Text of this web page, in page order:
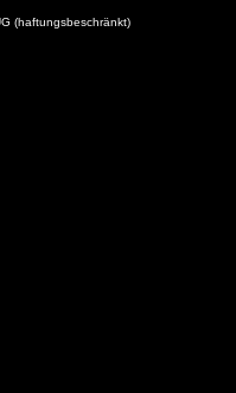
(haftungsbeschränkt)